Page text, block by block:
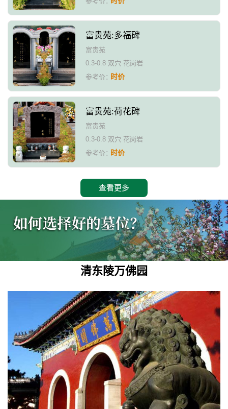
富贵苑:多福碑
富贵苑
0.3-0.8 双穴 花岗岩
参考价：时价
富贵苑:荷花碑
富贵苑
0.3-0.8 双穴 花岗岩
参考价：时价
查看更多
清东陵万佛园